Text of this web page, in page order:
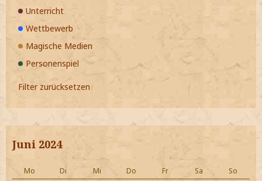
Unterricht
Wettbewerb
Magische Medien
Personenspiel
Filter zurücksetzen
Juni 2024
Mo Di Mi Do Fr Sa So